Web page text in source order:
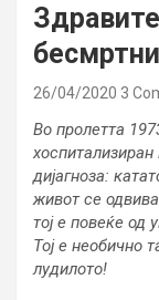
26/04/2020 3
Во пролетта
хоспитализиран
дијагноза:
живот се
тој е повеќе од
Тој е необично
лудилото!